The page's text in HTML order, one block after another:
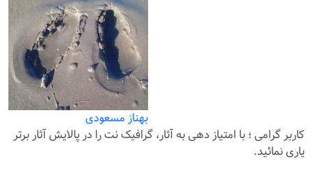
بهناز مسعودی
کاربر گرامی ؛ با امتیاز دهیبه آثار، گرافیک نت را در پالایش آثار برتر
یاری نمائید.